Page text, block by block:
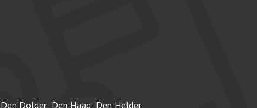
Den Dolder Den Haag Den Helder